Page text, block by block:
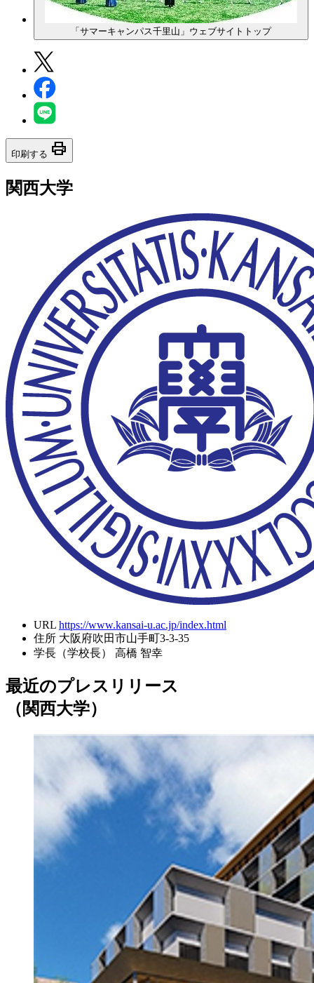
「サマーキャンパス千里山」ウェブサイトトップ
印刷する print
関西大学
URL https://www.kansai-u.ac.jp/index.html
住所 大阪府吹田市山手町3-3-35
学長（学校長）
高橋 智幸
最近のプレスリリース
（関西大学）